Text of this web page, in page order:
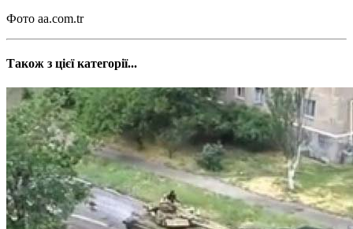
Фото aa.com.tr
Також з цієї категорії...